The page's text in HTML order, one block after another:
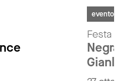
evento
Festa